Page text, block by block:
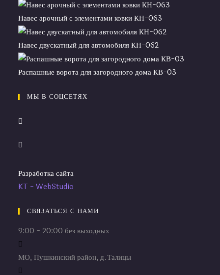
Навес арочный с элементами ковки КН-063
Навес двускатный для автомобиля КН-062
Распашные ворота для загородного дома КВ-03
МЫ В СОЦСЕТЯХ
Разработка сайта
KT - WebStudio
СВЯЗАТЬСЯ С НАМИ
9:00 - 20:00 без выходных
МО, Пушкинский район, д.Талицы